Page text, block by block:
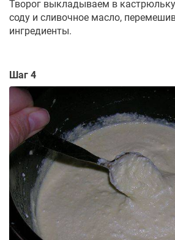
Творог выкладываем в
соду и сливочное масло,
ингредиенты.
Шаг 4